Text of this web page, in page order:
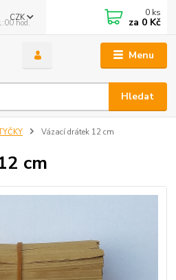
Menu
CZK
Hledat
hod.
0 ks
za 0 Kč
Vázací drátek 12 cm
cm